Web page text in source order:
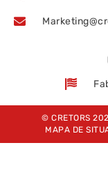
© CRETORS
MAPA DE